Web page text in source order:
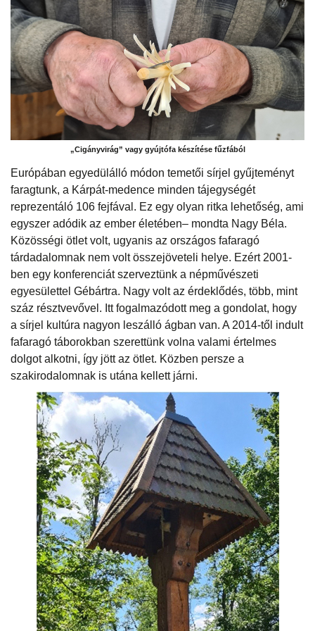
„Cigányvirág” vagy gyújtófa készítése fűzfából
Európában egyedülálló módon temetői sírjel gyűjteményt
faragtunk, a Kárpát-medence minden tájegységét
reprezentáló 106 fejfával. Ez egy olyan ritka lehetőség, ami
egyszer adódik az ember életében– mondta Nagy Béla.
Közösségi ötlet volt, ugyanis az országos fafaragó
tárdadalomnak nem volt összejöveteli helye. Ezért 2001-
ben egy konferenciát szerveztünk a népművészeti
egyesülettel Gébártra. Nagy volt az érdeklődés, több, mint
száz résztvevővel. Itt fogalmazódott meg a gondolat, hogy
a sírjel kultúra nagyon leszálló ágban van. A 2014-től indult
fafaragó táborokban szerettünk volna valami értelmes
dolgot alkotni, így jött az ötlet. Közben persze a
szakirodalomnak is utána kellett járni.